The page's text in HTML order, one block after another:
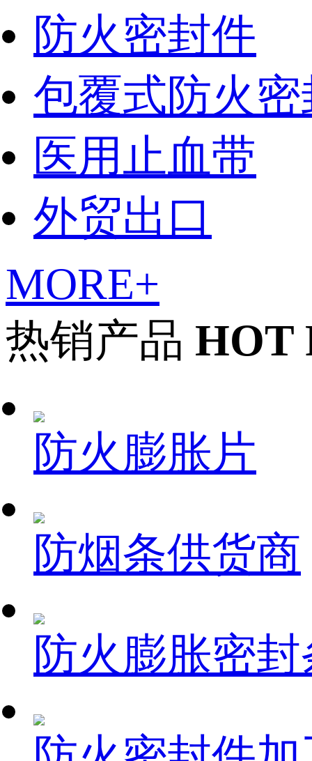
防火密封件
包覆式防火
医用止血带
外贸出口
MORE+
热销产品 HOT
防火膨胀片
防烟条供货商
防火膨胀密